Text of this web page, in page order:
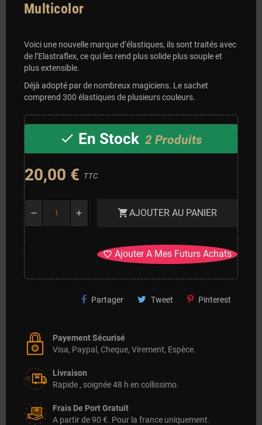
Multicolor
Voici une nouvelle marque d’élastiques, ils sont traités avec
de l’Elastraflex, ce qui les rend plus solide plus souple et
plus extensible.
Déjà adopté par de nombreux magiciens. Le sachet
comprend 300 élastiques de plusieurs couleurs.
check En Stock 2 Produits
20,00 € TTC
remove add shopping_cartAJOUTER AU PANIER
favorite_border Ajouter A Mes Futurs Achats
Partager Tweet Pinterest
Payement Sécurisé
Visa, Paypal, Cheque, Virement, Espèce.
Livraison
Rapide , soignée 48 h en collissimo.
Frais De Port Gratuit
A partir de 90 €. Pour la france uniquement.